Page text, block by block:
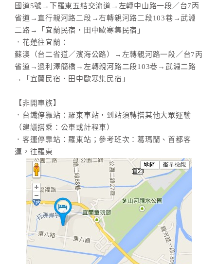
國道5號→下羅東五結交流道→左轉中山路一段／台7丙
省道→直行親河路二段→右轉親河路二段103巷→武淵
二路→「宜蘭民宿‧田中歐寒集民宿」
．花蓮往宜蘭：
蘇澳（台二省道／濱海公路）→左轉親河路一段／台7丙
省道→過利澤簡橋→左轉親河路二段103巷→武淵二路
→「宜蘭民宿‧田中歐寒集民宿」
【非開車族】
．台鐵停靠站：羅東車站，到站須轉搭其他大眾運輸
（建議搭乘：公車或計程車）
．客運停靠站：羅東站；參考班次：葛瑪蘭、首都客
運，往羅東